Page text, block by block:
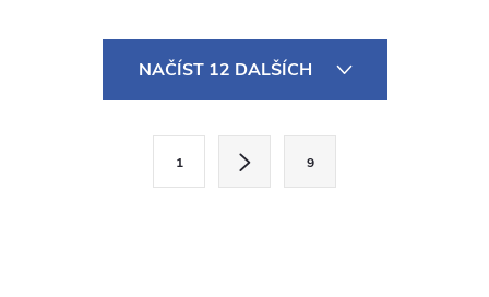
NAČÍST 12 DALŠÍCH
1 9